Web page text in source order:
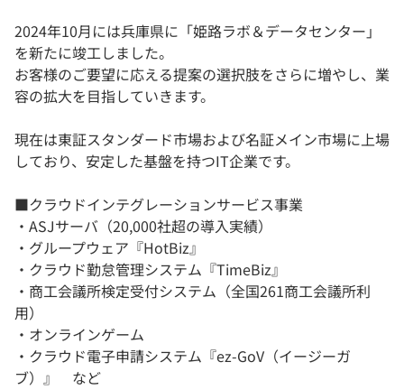
2024年10月には兵庫県に「姫路ラボ＆データセンター」
を新たに竣工しました。
お客様のご要望に応える提案の選択肢をさらに増やし、業
容の拡大を目指していきます。
現在は東証スタンダード市場および名証メイン市場に上場
しており、安定した基盤を持つIT企業です。
■クラウドインテグレーションサービス事業
・ASJサーバ（20,000社超の導入実績）
・グループウェア『HotBiz』
・クラウド勤怠管理システム『TimeBiz』
・商工会議所検定受付システム（全国261商工会議所利
用）
・オンラインゲーム
・クラウド電子申請システム『ez-GoV（イージーガ
ブ）』 など